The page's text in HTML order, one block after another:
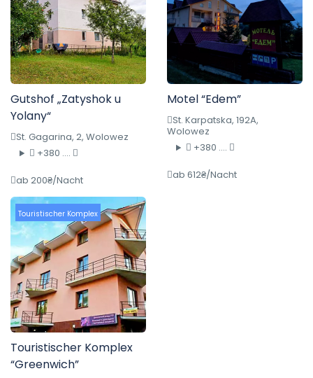
Gutshof „Zatyshok u
Yolany“
St. Gagarina, 2, Wolowez
+380 ....
ab 200₴/Nacht
Motel “Edem”
St. Karpatska, 192A,
Wolowez
+380 ....
ab 612₴/Nacht
Touristischer Komplex
Touristischer Komplex
“Greenwich”